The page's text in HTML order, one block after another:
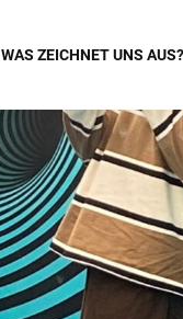
WAS ZEICHNET UNS AUS?